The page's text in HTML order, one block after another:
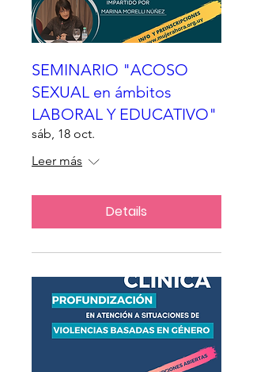
SEMINARIO "ACOSO
SEXUAL en ámbitos
LABORAL Y EDUCATIVO"
sáb, 18 oct.
Leer más
Details